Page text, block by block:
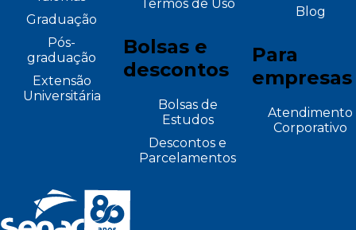
Graduação
Pós-
graduação
Extensão
Universitária
Termos de Uso
Bolsas e
descontos
Bolsas de
Estudos
Descontos e
Parcelamentos
Blog
Para
empresas
Atendimento
Corporativo